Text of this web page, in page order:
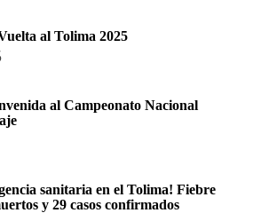
al Tolima 2025
al Campeonato Nacional
sanitaria en el Tolima! Fiebre
y 29 casos confirmados